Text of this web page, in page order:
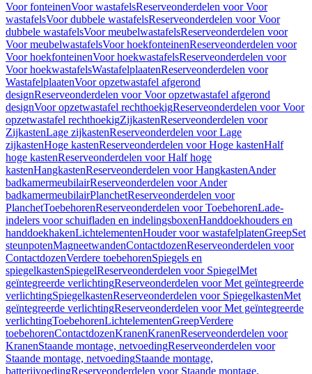
Voor fonteinenVoor wastafelsReserveonderdelen voor Voor
wastafelsVoor dubbele wastafelsReserveonderdelen voor Voor
dubbele wastafelsVoor meubelwastafelsReserveonderdelen voor
Voor meubelwastafelsVoor hoekfonteinenReserveonderdelen voor
Voor hoekfonteinenVoor hoekwastafelsReserveonderdelen voor
Voor hoekwastafelsWastafelplaatenReserveonderdelen voor
WastafelplaatenVoor opzetwastafel afgerond
designReserveonderdelen voor Voor opzetwastafel afgerond
designVoor opzetwastafel rechthoekigReserveonderdelen voor Voor
opzetwastafel rechthoekigZijkastenReserveonderdelen voor
ZijkastenLage zijkastenReserveonderdelen voor Lage
zijkastenHoge kastenReserveonderdelen voor Hoge kastenHalf
hoge kastenReserveonderdelen voor Half hoge
kastenHangkastenReserveonderdelen voor HangkastenAnder
badkamermeubilairReserveonderdelen voor Ander
badkamermeubilairPlanchetReserveonderdelen voor
PlanchetToebehorenReserveonderdelen voor ToebehorenLade-
indelers voor schuifladen en indelingsboxenHanddoekhouders en
handdoekhakenLichtelementenHouder voor wastafelplatenGreepSet
steunpotenMagneetwandenContactdozenReserveonderdelen voor
ContactdozenVerdere toebehorenSpiegels en
spiegelkastenSpiegelReserveonderdelen voor SpiegelMet
geïntegreerde verlichtingReserveonderdelen voor Met geïntegreerde
verlichtingSpiegelkastenReserveonderdelen voor SpiegelkastenMet
geïntegreerde verlichtingReserveonderdelen voor Met geïntegreerde
verlichtingToebehorenLichtelementenGreepVerdere
toebehorenContactdozenKranenKranenReserveonderdelen voor
KranenStaande montage, netvoedingReserveonderdelen voor
Staande montage, netvoedingStaande montage,
batterijvoedingReserveonderdelen voor Staande montage,